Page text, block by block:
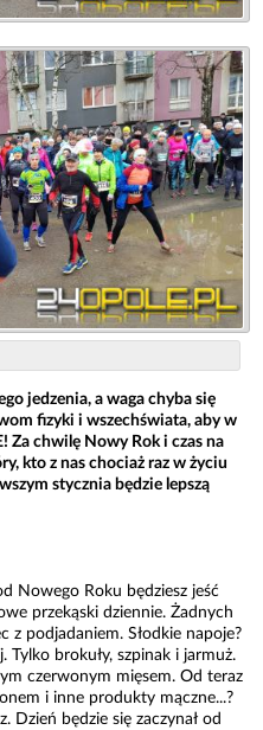
jedzenia, a waga chyba się
fizyki i wszechświata, aby w
Za chwilę Nowy Rok i czas na
kto z nas chociaż raz w życiu
stycznia będzie lepszą
Nowego Roku będziesz jeść
przekąski dziennie. Żadnych
z podjadaniem. Słodkie napoje?
Tylko brokuły, szpinak i jarmuż.
czerwonym mięsem. Od teraz
i inne produkty mączne...?
Dzień będzie się zaczynał od